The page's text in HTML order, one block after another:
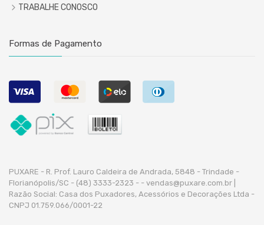
TRABALHE CONOSCO
Formas de Pagamento
PUXARE - R. Prof. Lauro Caldeira de Andrada, 5848 - Trindade -
Florianópolis/SC - (48) 3333-2323 - - vendas@puxare.com.br |
Razão Social: Casa dos Puxadores, Acessórios e Decorações Ltda -
CNPJ 01.759.066/0001-22